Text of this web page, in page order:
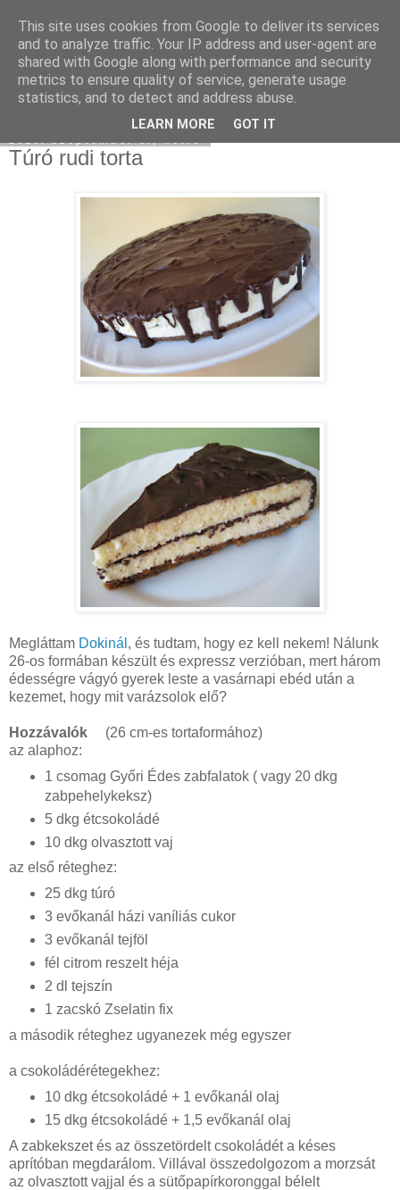
Moha Konyha
Túró rudi torta
Megláttam Dokinál , és tudtam, hogy ez kell nekem! Nálunk
26-os formában készült és expressz verzióban, mert három
édességre vágyó gyerek leste a vasárnapi ebéd után a
kezemet, hogy mit varázsolok elő?
Hozzávalók
(26 cm-es tortaformához)
az alaphoz:
1 csomag Győri Édes zabfalatok ( vagy 20 dkg
zabpehelykeksz)
5 dkg étcsokoládé
10 dkg olvasztott vaj
az első réteghez:
25 dkg túró
3 evőkanál házi vaníliás cukor
3 evőkanál tejföl
fél citrom reszelt héja
2 dl tejszín
1 zacskó Zselatin fix
a második réteghez ugyanezek még egyszer
a csokoládérétegekhez:
10 dkg étcsokoládé + 1 evőkanál olaj
15 dkg étcsokoládé + 1,5 evőkanál olaj
A zabkekszet és az összetördelt csokoládét a késes
aprítóban megdarálom. Villával összedolgozom a morzsát
az olvasztott vajjal és a sütőpapírkoronggal bélelt
This site uses cookies from Google to deliver its services
and to analyze traffic. Your IP address and user-agent are
shared with Google along with performance and security
metrics to ensure quality of service, generate usage
statistics, and to detect and address abuse.
LEARN MORE GOT IT